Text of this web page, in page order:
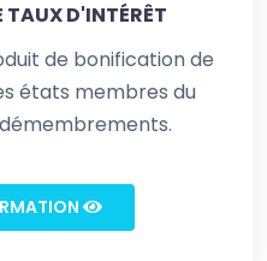
D'INTÉRÊT
de bonification de
états membres du
démembrements.